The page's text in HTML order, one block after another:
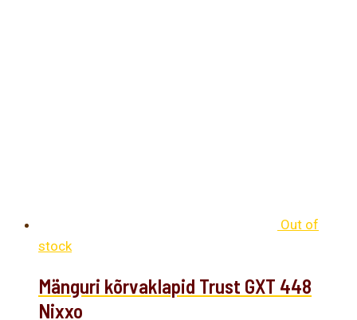
Out of
stock
Mänguri kõrvaklapid Trust GXT 448
Nixxo